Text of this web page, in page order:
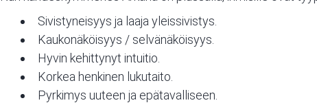
Sivistyneisyys ja laaja yleissivistys.
Kaukonäköisyys / selvänäköisyys.
Hyvin kehittynyt intuitio.
Korkea henkinen lukutaito.
Pyrkimys uuteen ja epätavalliseen.